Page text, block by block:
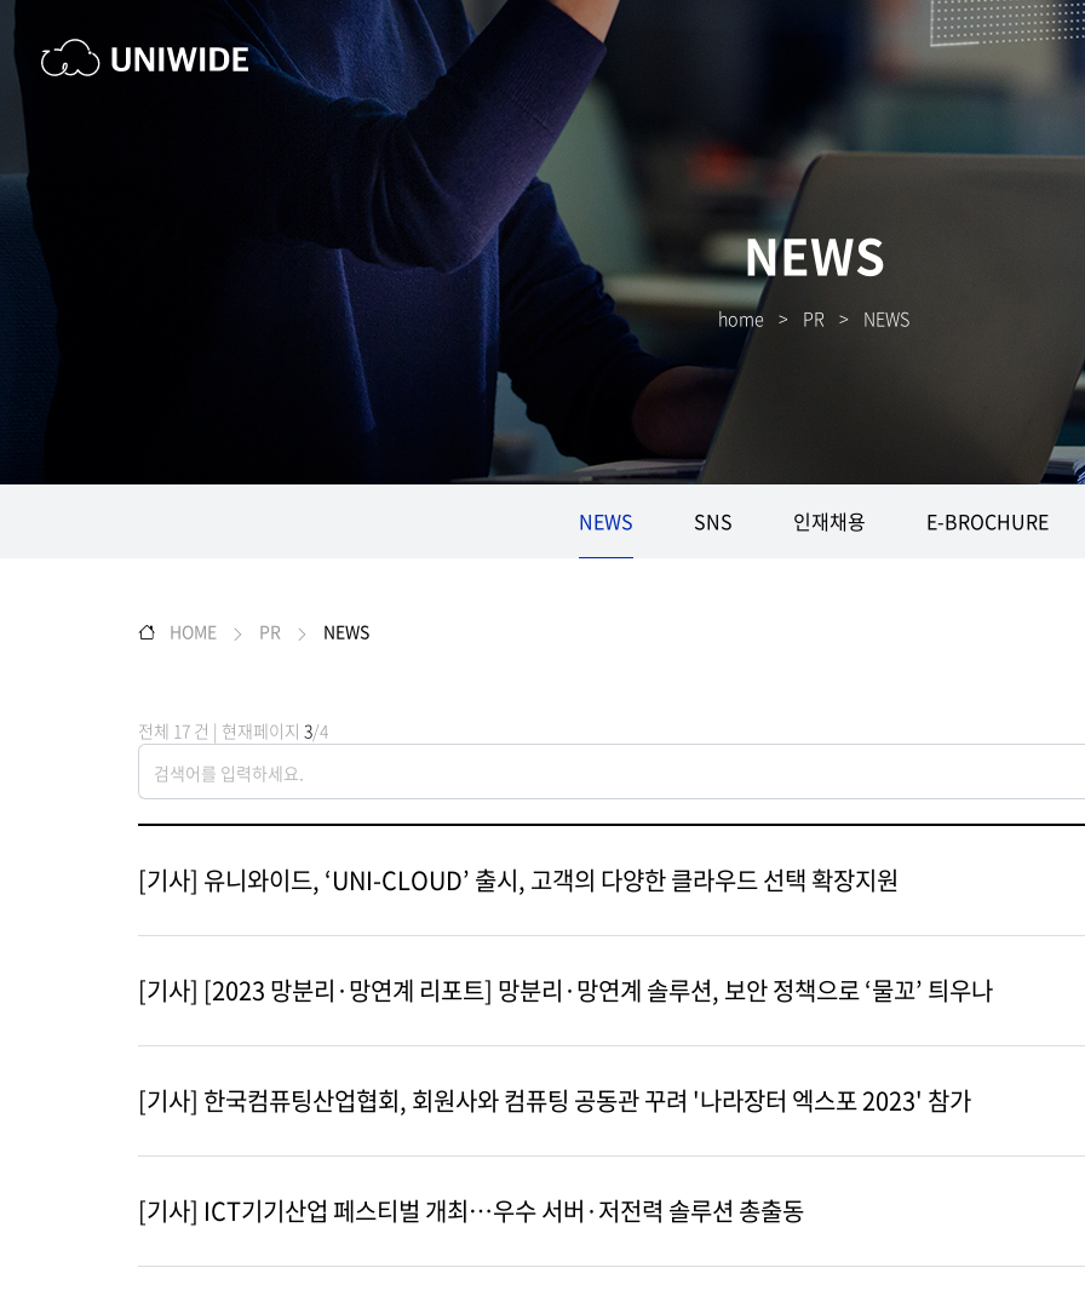
NEWS
home > PR > NEWS
NEWS SNS 인재채용 E-BROCHURE
HOME PR NEWS
전체 17 건 | 현재페이지 3/4
[기사] 유니와이드, ‘UNI-CLOUD’ 출시, 고객의 다양한 클라우드 선택 확장지원
[기사] [2023 망분리·망연계 리포트] 망분리·망연계 솔루션, 보안 정책으로 ‘물꼬’ 틔우나
[기사] 한국컴퓨팅산업협회, 회원사와 컴퓨팅 공동관 꾸려 '나라장터 엑스포 2023' 참가
[기사] ICT기기산업 페스티벌 개최…우수 서버·저전력 솔루션 총출동